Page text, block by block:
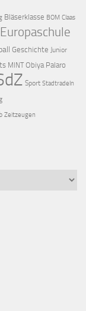
Bläserklasse BOM Claas
Europaschule
Geschichte Junior
MINT Obiya Palaro
Sport Stadtradeln
Zeitzeugen